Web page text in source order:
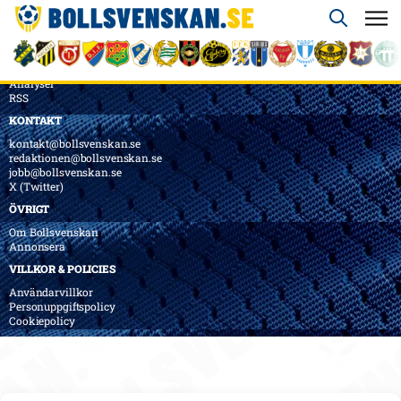
ÖVERSIKT
Nyheter & Reportage
Spelarbetyg
Analyser
RSS
KONTAKT
kontakt@bollsvenskan.se
redaktionen@bollsvenskan.se
jobb@bollsvenskan.se
X (Twitter)
ÖVRIGT
Om Bollsvenskan
Annonsera
VILLKOR & POLICIES
Användarvillkor
Personuppgiftspolicy
Cookiepolicy